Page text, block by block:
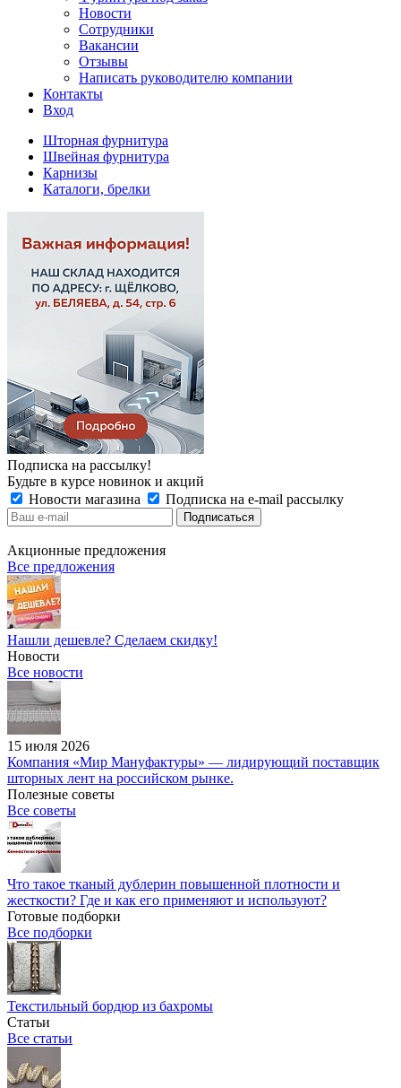
Новости
Сотрудники
Вакансии
Отзывы
Написать руководителю компании
Контакты
Вход
Шторная фурнитура
Швейная фурнитура
Карнизы
Каталоги, брелки
Подписка на рассылку!
Будьте в курсе новинок и акций
Новости магазина
Подписка на e-mail рассылку
Акционные предложения
Все предложения
Нашли дешевле? Сделаем скидку!
Новости
Все новости
15 июля 2026
Компания «Мир Мануфактуры» — лидирующий поставщик
шторных лент на российском рынке.
Полезные советы
Все советы
Что такое тканый дублерин повышенной плотности и
жесткости? Где и как его применяют и используют?
Готовые подборки
Все подборки
Текстильный бордюр из бахромы
Статьи
Все статьи